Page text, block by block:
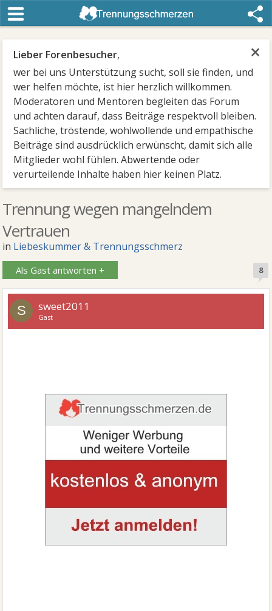
×
Lieber Forenbesucher,
wer bei uns Unterstützung sucht, soll sie finden, und
wer helfen möchte, ist hier herzlich willkommen.
Moderatoren und Mentoren begleiten das Forum
und achten darauf, dass Beiträge respektvoll bleiben.
Sachliche, tröstende, wohlwollende und empathische
Beiträge sind ausdrücklich erwünscht, damit sich alle
Mitglieder wohl fühlen. Abwertende oder
verurteilende Inhalte haben hier keinen Platz.
Trennung wegen mangelndem
Vertrauen
in Liebeskummer & Trennungsschmerz
Als Gast antworten + 8
S sweet2011
Gast